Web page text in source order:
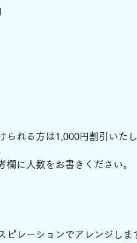
れる方は1,000円割引いた
に人数をお書きください。
ピレーションでアレンジしま